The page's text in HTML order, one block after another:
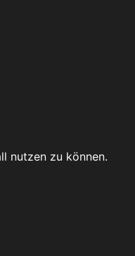
nutzen zu können.